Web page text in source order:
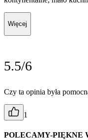
Więcej
5.5/6
Czy ta opinia była
1
POLECAMY-PIĘKNE